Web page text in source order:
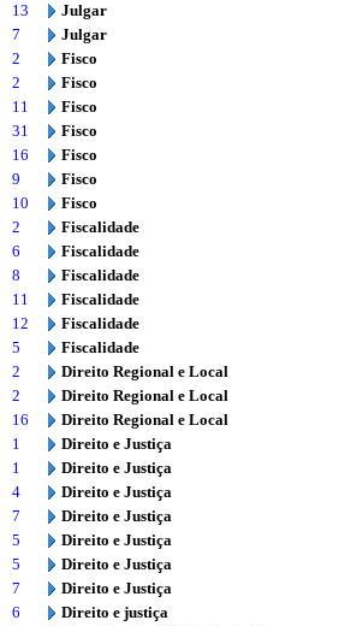
13
Julgar
7
Julgar
2
Fisco
2
Fisco
11
Fisco
31
Fisco
16
Fisco
9
Fisco
10
Fisco
2
Fiscalidade
6
Fiscalidade
8
Fiscalidade
11
Fiscalidade
12
Fiscalidade
5
Fiscalidade
2
Direito Regional e Local
2
Direito Regional e Local
16
Direito Regional e Local
1
Direito e Justiça
1
Direito e Justiça
4
Direito e Justiça
7
Direito e Justiça
5
Direito e Justiça
5
Direito e Justiça
7
Direito e Justiça
6
Direito e justiça